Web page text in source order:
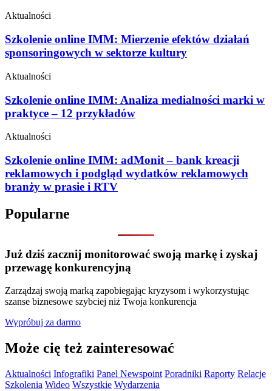
Aktualności
Szkolenie online IMM: Mierzenie efektów działań
sponsoringowych w sektorze kultury
Aktualności
Szkolenie online IMM: Analiza medialności marki w
praktyce – 12 przykładów
Aktualności
Szkolenie online IMM: adMonit – bank kreacji
reklamowych i podgląd wydatków reklamowych
branży w prasie i RTV
Popularne
Już dziś zacznij monitorować swoją markę i zyskaj
przewagę konkurencyjną
Zarządzaj swoją marką zapobiegając kryzysom i wykorzystując
szanse biznesowe szybciej niż Twoja konkurencja
Wypróbuj za darmo
Może cię też zainteresować
Aktualności Infografiki Panel Newspoint Poradniki Raporty Relacje
Szkolenia Wideo Wszystkie Wydarzenia